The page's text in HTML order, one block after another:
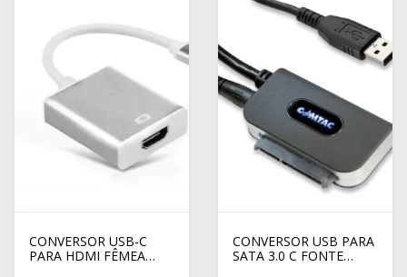
CONVERSOR USB-C
PARA HDMI FÊMEA
CONVERSOR USB PARA
SATA 3.0 C FONTE